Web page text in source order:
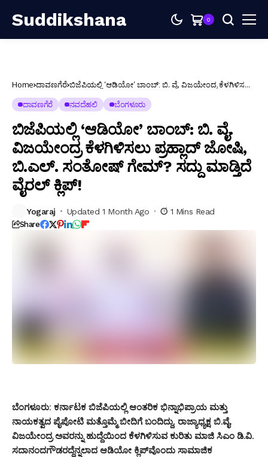
Suddikshana 0
Home ದಾವಣಗೆರೆ ಬಿಜೆಪಿಯಲ್ಲಿ ‘ಆಡಿಯೋ’ ಬಾಂಬ್: ಬಿ. ವೈ. ವಿಜಯೇಂದ್ರ ಕೆಳಗಿಳಿಸಲು
ವೈರಲ್ ಕ್ಲಿಪ್!
ದಾವಣಗೆರೆ ನವದೆಹಲಿ ಬೆಂಗಳೂರು
ಬಿಜೆಪಿಯಲ್ಲಿ ‘ಆಡಿಯೋ’ ಬಾಂಬ್: ಬಿ. ವೈ.
ವಿಜಯೇಂದ್ರ ಕೆಳಗಿಳಿಸಲು ಪ್ರಹ್ಲಾದ್ ಜೋಷಿ,
ಬಿ.ಎಲ್. ಸಂತೋಷ್ ಗೇಮ್? ಸದ್ದು ಮಾಡ್ತಿದೆ
ವೈರಲ್ ಕ್ಲಿಪ್!
Yogaraj Updated 1 Month Ago 1 Mins Read
Share
ಬೆಂಗಳೂರು: ಕರ್ನಾಟಕ ಬಿಜೆಪಿಯಲ್ಲಿ ಆಂತರಿಕ ಭಿನ್ನಾಭಿಪ್ರಾಯ ಮತ್ತು
ನಾಯಕತ್ವದ ಪೈಪೋಟಿ ಮತ್ತೊಮ್ಮೆ ಬೀದಿಗೆ ಬಂದಿದ್ದು, ರಾಜ್ಯಾಧ್ಯಕ್ಷ ಬಿ.ವೈ.
ವಿಜಯೇಂದ್ರ ಅವರನ್ನು ಹುದ್ದೆಯಿಂದ ಕೆಳಗಿಳಿಸುವ ಕುರಿತು ಮಾಜಿ ಸಿಎಂ ಡಿ.ವಿ.
ಸದಾನಂದಗೌಡರದ್ದೆನ್ನಲಾದ ಆಡಿಯೋ ಕ್ಲಿಪ್‌ವೊಂದು ಸಾಮಾಜಿಕ